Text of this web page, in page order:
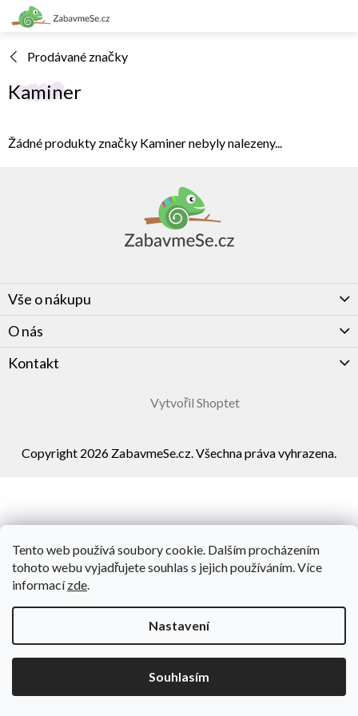
Tento web používá soubory cookie. Dalším procházením
tohoto webu vyjadřujete souhlas s jejich používáním. Více
informacízde.
Nastavení
Souhlasím
Přejít
na
Prodávané značky
Kaminer
Žádné produkty značky Kaminernebyly nalezeny...
Vše o nákupu
O nás
Kontakt
Vytvořil Shoptet
Copyright 2026 ZabavmeSe.cz. Všechna práva vyhrazena.